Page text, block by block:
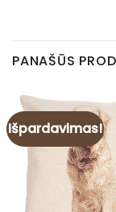
PANAŠŪS
Išpardavimas!